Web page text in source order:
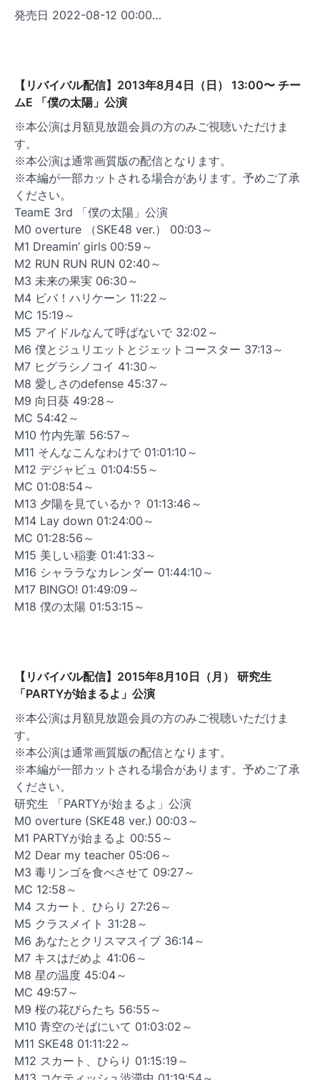
ン
発売日 2022-08-12 00:00…
【リバイバル配信】2013年8月4日（日） 13:00〜 チー
ムE 「僕の太陽」公演
※本公演は月額見放題会員の方のみご視聴いただけま
す。
※本公演は通常画質版の配信となります。
※本編が一部カットされる場合があります。予めご了承
ください。
TeamE 3rd 「僕の太陽」公演
M0 overture （SKE48 ver.） 00:03～
M1 Dreamin’ girls 00:59～
M2 RUN RUN RUN 02:40～
M3 未来の果実 06:30～
M4 ビバ！ハリケーン 11:22～
MC 15:19～
M5 アイドルなんて呼ばないで 32:02～
M6 僕とジュリエットとジェットコースター 37:13～
M7 ヒグラシノコイ 41:30～
M8 愛しさのdefense 45:37～
M9 向日葵 49:28～
MC 54:42～
M10 竹内先輩 56:57～
M11 そんなこんなわけで 01:01:10～
M12 デジャビュ 01:04:55～
MC 01:08:54～
M13 夕陽を見ているか？ 01:13:46～
M14 Lay down 01:24:00～
MC 01:28:56～
M15 美しい稲妻 01:41:33～
M16 シャララなカレンダー 01:44:10～
M17 BINGO! 01:49:09～
M18 僕の太陽 01:53:15～
【リバイバル配信】2015年8月10日（月） 研究生
「PARTYが始まるよ」公演
※本公演は月額見放題会員の方のみご視聴いただけま
す。
※本公演は通常画質版の配信となります。
※本編が一部カットされる場合があります。予めご了承
ください。
研究生 「PARTYが始まるよ」公演
M0 overture (SKE48 ver.) 00:03～
M1 PARTYが始まるよ 00:55～
M2 Dear my teacher 05:06～
M3 毒リンゴを食べさせて 09:27～
MC 12:58～
M4 スカート、ひらり 27:26～
M5 クラスメイト 31:28～
M6 あなたとクリスマスイブ 36:14～
M7 キスはだめよ 41:06～
M8 星の温度 45:04～
MC 49:57～
M9 桜の花びらたち 56:55～
M10 青空のそばにいて 01:03:02～
M11 SKE48 01:11:22～
M12 スカート、ひらり 01:15:19～